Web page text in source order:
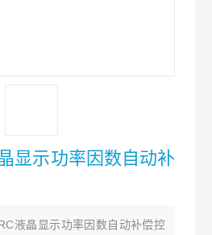
显示功率因数自动补
液晶显示功率因数自动补偿控